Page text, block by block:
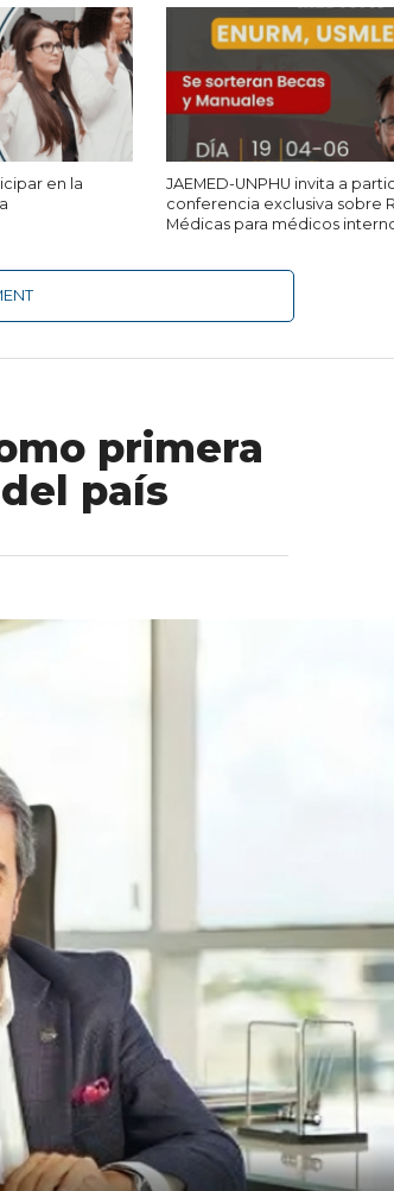
en la
JAEMED-UNPHU invita a
conferencia exclusiva sobre
Médicas para médicos
primera
país